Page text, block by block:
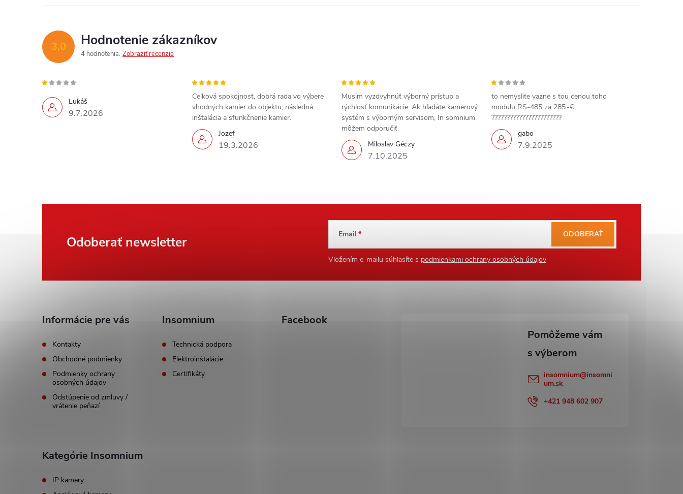
3,0 Hodnotenie zákazníkov
4 hodnotenia Zobraziť recenzie
Lukáš
9.7.2026
Jozef
19.3.2026
Celková spokojnosť, dobrá rada vo výbere
vhodných kamier do objektu, následná
inštalácia a sfunkčnenie kamier.
Miloslav Géczy
7.10.2025
Musim vyzdvyhnúť výborný prístup a
rýchlosť komunikácie. Ak hľadáte kamerový
systém s výborným servisom, In somnium
môžem odporučiť
gabo
7.9.2025
to nemyslite vazne s tou cenou toho
modulu RS-485 za 285.-€
???????????????????????
Odoberať newsletter Email
Vložením e-mailu súhlasíte s podmienkami ochrany osobných údajov
ODOBERAŤ
Informácie pre vás
Kontakty
Obchodné podmienky
Podmienky ochrany
osobných údajov
Odstúpenie od zmluvy /
vrátenie peňazí
Insomnium
Technická podpora
Elektroinštalácie
Certifikáty
Facebook
insomnium@insomni
um.sk
+421 948 602 907
Kategórie Insomnium
IP kamery